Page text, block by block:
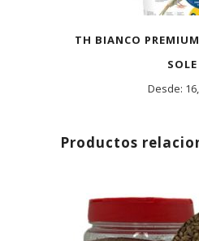
TH BIANCO
SOLE
Desde:
Productos